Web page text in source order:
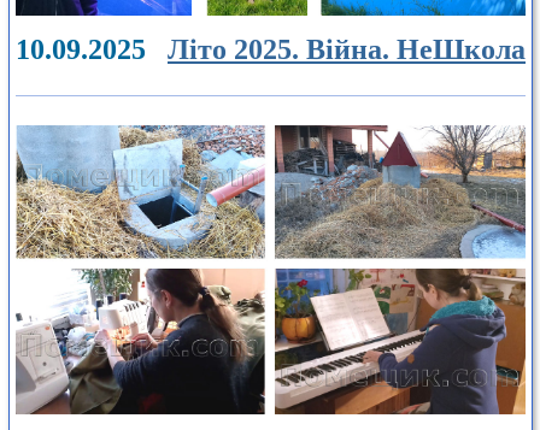
10.09.2025 Літо 2025. Війна. НеШкола